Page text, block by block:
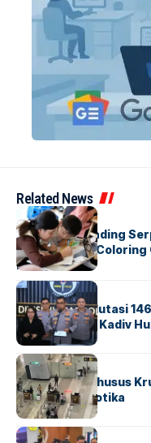
Related News
BERITAINDEX
Atria Hotel Gading
Lewat Family
Indonesia
BERITA
Mabes Polri Mutasi
Untung Jabat Kadiv
BANDARABERITA
Ketika Jalur Khusus
Sindikat Narkotika
BANDARA BERITA